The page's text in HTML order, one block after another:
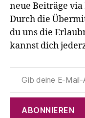
neue Beiträge
Durch die
du uns die
kannst dich
Gib deine E-Mail-Adresse ein ...
ABONNIEREN